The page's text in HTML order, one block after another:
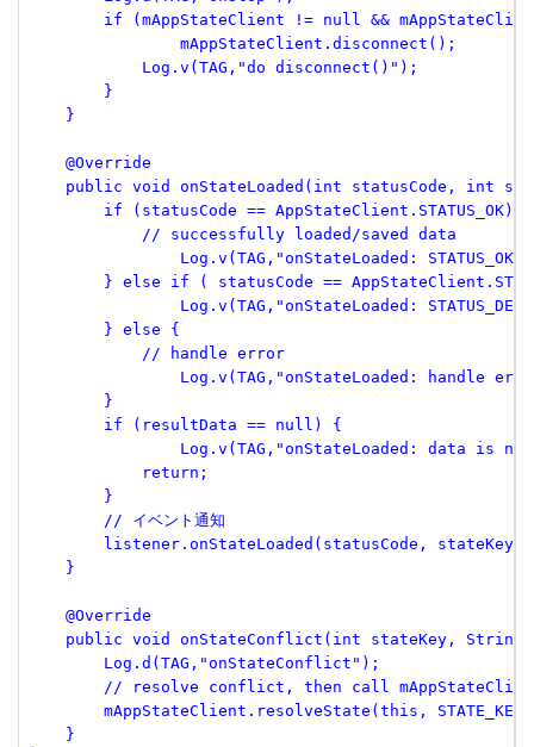
if (mAppStateClient != null &&
            Log.v(TAG,"do disconnect()");
        }
    }
    @Override
public void onStateLoaded(int statusCode, int
        if (statusCode == AppStateClient.STATUS_OK) {
            // successfully loaded/saved data
} else if ( statusCode ==
        } else {
            // handle error
        }
        if (resultData == null) {
            return;
        }
        // イベント通知
    }
    @Override
public void onStateConflict(int stateKey,
        Log.d(TAG,"onStateConflict");
// resolve conflict, then call
    }